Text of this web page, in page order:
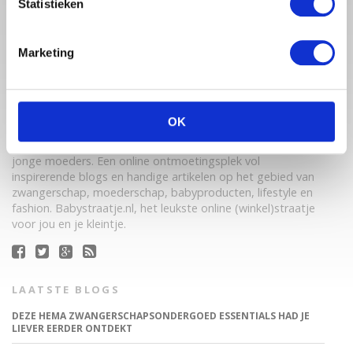
Statistieken
Marketing
OK
Babystraatje.nl is een uniek platform voor aanstaande en
jonge moeders. Een online ontmoetingsplek vol
inspirerende blogs en handige artikelen op het gebied van
zwangerschap, moederschap, babyproducten, lifestyle en
fashion. Babystraatje.nl, het leukste online (winkel)straatje
voor jou en je kleintje.
LAATSTE BLOGS
DEZE HEMA ZWANGERSCHAPSONDERGOED ESSENTIALS HAD JE
LIEVER EERDER ONTDEKT